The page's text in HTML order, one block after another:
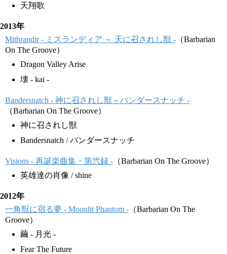
天翔歌
2013年
Mithrandir - ミスランディア ～ 天に召されし獣 - （Barbarian
On The Groove）
Dragon Valley Arise
壊 - kai -
Bandersnatch - 神に召されし獣～バンダースナッチ -
（Barbarian On The Groove）
神に召されし獣
Bandersnatch / バンダースナッチ
Visions - 再誕楽曲集・第弐録 - （Barbarian On The Groove）
英雄達の肖像 / shine
2012年
一角獣に宿る夢 - Moonlit Phantom - （Barbarian On The
Groove）
繭 - 月光 -
Fear The Future